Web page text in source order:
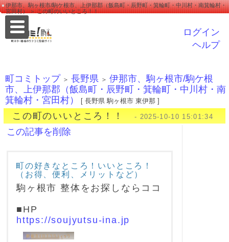
伊那市、駒ヶ根市/駒ケ根市、上伊那郡（飯島町・辰野町・箕輪町・中川村・南箕輪村・
宮田村） ＞ この町のいいところ！！
ログイン
ヘルプ
町コミトップ ＞ 長野県 ＞ 伊那市、駒ヶ根市/駒ケ根
市、上伊那郡（飯島町・辰野町・箕輪町・中川村・南
箕輪村・宮田村）
[ 長野県 駒ヶ根市 東伊那 ]
この町のいいところ！！ - 2025-10-10 15:01:34
この記事を削除
町の好きなところ！いいところ！
（お得、便利、メリットなど）
駒ヶ根市 整体をお探しならココ
■HP
https://soujyutsu-ina.jp